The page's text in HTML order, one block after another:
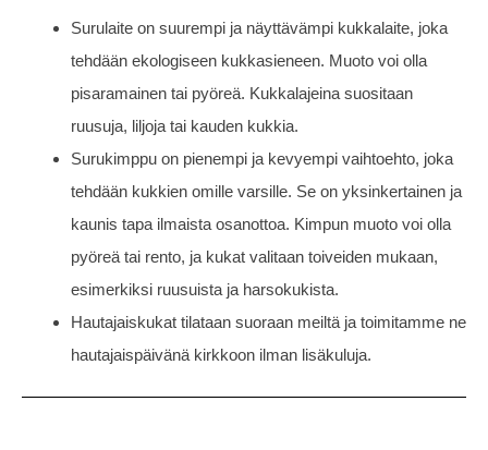
Surulaite on suurempi ja näyttävämpi kukkalaite, joka
tehdään ekologiseen kukkasieneen. Muoto voi olla
pisaramainen tai pyöreä. Kukkalajeina suositaan
ruusuja, liljoja tai kauden kukkia.
Surukimppu on pienempi ja kevyempi vaihtoehto, joka
tehdään kukkien omille varsille. Se on yksinkertainen ja
kaunis tapa ilmaista osanottoa. Kimpun muoto voi olla
pyöreä tai rento, ja kukat valitaan toiveiden mukaan,
esimerkiksi ruusuista ja harsokukista.
Hautajaiskukat tilataan suoraan meiltä ja toimitamme ne
hautajaispäivänä kirkkoon ilman lisäkuluja.